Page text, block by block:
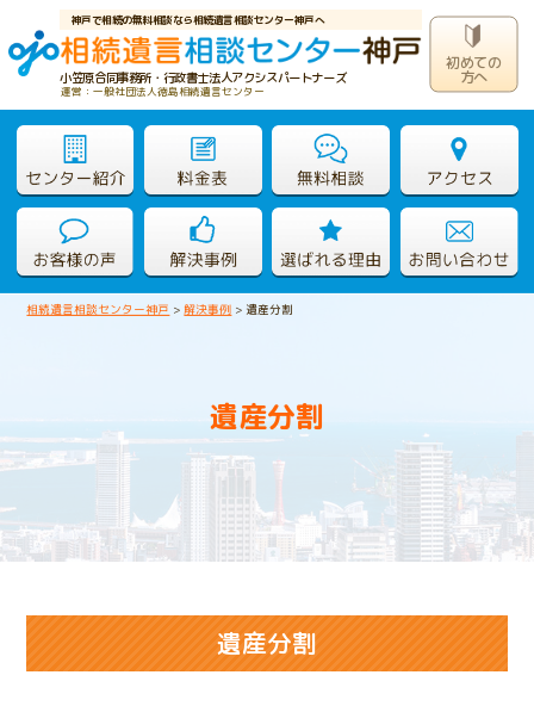
神戸で相続の無料相談なら相続遺言相談センター神戸へ
小笠原合同事務所・行政書士法人アクシスパートナーズ
運営：一般社団法人徳島相続遺言センター
初めての
方へ
相続遺言相談センター神戸 >解決事例 > 遺産分割
遺産分割
遺産分割